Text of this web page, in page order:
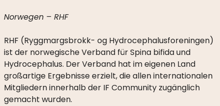
Norwegen – RHF
RHF (Ryggmargsbrokk- og Hydrocephalusforeningen)
ist der norwegische Verband für Spina bifida und
Hydrocephalus. Der Verband hat im eigenen Land
großartige Ergebnisse erzielt, die allen internationalen
Mitgliedern innerhalb der IF Community zugänglich
gemacht wurden.